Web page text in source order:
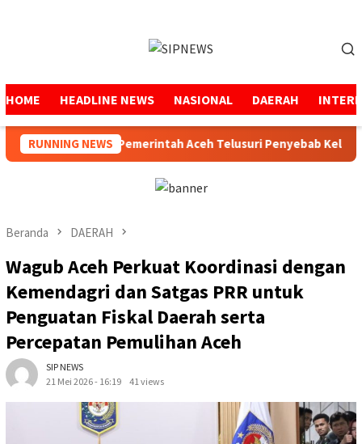
HOME HEADLINE NEWS NASIONAL DAERAH
RUNNING NEWS
Aceh Pemerintah Aceh Telusuri Penyebab Kelangkaan
Beranda DAERAH
Wagub Aceh Perkuat Koordinasi dengan
Kemendagri dan Satgas PRR untuk
Penguatan Fiskal Daerah serta
Percepatan Pemulihan Aceh
SIP NEWS
21 Mei 2026 - 16:19
41 views